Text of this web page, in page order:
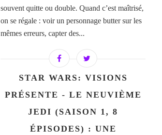
souvent quitte ou double. Quand c’est maîtrisé,
on se régale : voir un personnage butter sur les
mêmes erreurs, capter des...
STAR WARS: VISIONS
PRÉSENTE - LE NEUVIÈME
JEDI (SAISON 1, 8
ÉPISODES) : UNE